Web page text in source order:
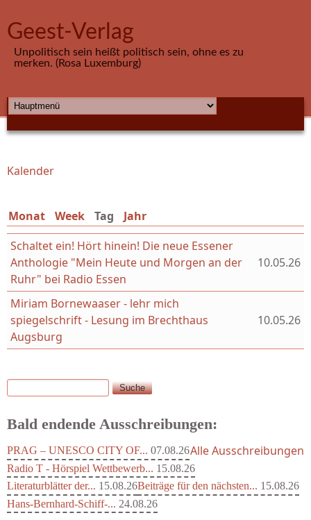
Geest-Verlag
Unpolitisch sein heißt politisch sein, ohne es zu
merken. (Rosa Luxemburg)
HAUPTMENÜ
Sie sind hier
Kalender
Monat Week Tag (aktiver Reiter)
Jahr
Schaltet ein! Hört hinein! Die neue Essener
Anthologie "Mein Heute und Morgen an der
Ruhr" bei Radio Essen
10.05.26
Miriam Bornewaaser - lehr mich
spiegelschrift - Lesung im Brechthaus
Augsburg
10.05.26
Suchformular
Suche
Bald endende Ausschreibungen:
PRAG – UNESCO CITY OF... 07.08.26
Radio T - Hörspiel Wettbewerb... 15.08.26
Literaturblätter der... 15.08.26Beiträge für den nächsten... 15.08.26
Hans-Bernhard-Schiff-... 24.08.26
Alle Ausschreibungen